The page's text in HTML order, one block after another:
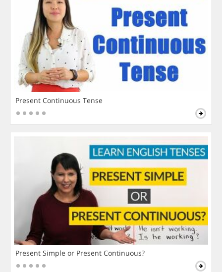
Present Continuous Tense
Present Simple or Present Continuous?